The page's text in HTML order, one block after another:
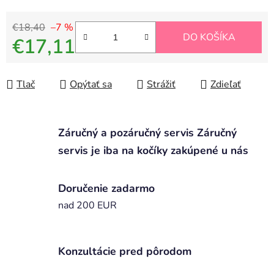
€18,40 –7 %
€17,11 DO KOŠÍKA
Tlač Opýtať sa Strážiť Zdieľať
Záručný a pozáručný servis Záručný
servis je iba na kočíky zakúpené u nás
Doručenie zadarmo
nad 200 EUR
Konzultácie pred pôrodom